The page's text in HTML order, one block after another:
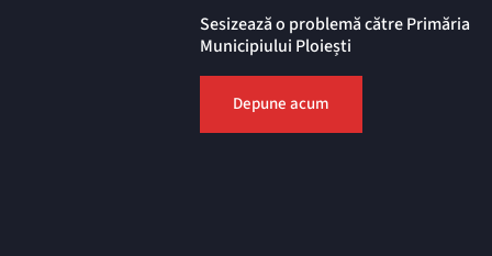
Sesizează o problemă către Primăria
Municipiului Ploiești
Depune acum